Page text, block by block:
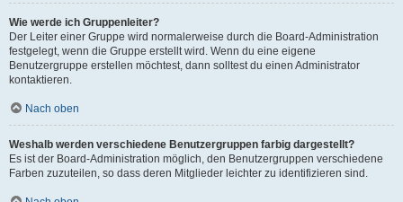
Wie werde ich Gruppenleiter?
Der Leiter einer Gruppe wird normalerweise durch die Board-Administration
festgelegt, wenn die Gruppe erstellt wird. Wenn du eine eigene
Benutzergruppe erstellen möchtest, dann solltest du einen Administrator
kontaktieren.
Nach oben
Weshalb werden verschiedene Benutzergruppen farbig dargestellt?
Es ist der Board-Administration möglich, den Benutzergruppen verschiedene
Farben zuzuteilen, so dass deren Mitglieder leichter zu identifizieren sind.